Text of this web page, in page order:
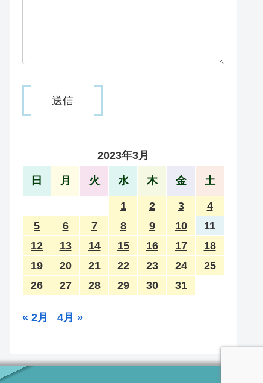
2023年3月
日 月 火 水 木 金 土
1 2 3
4
5
6 7 8 9 10
11
12
13 14 15 16 17
18
19
20 21 22 23 24
25
26
27 28 29 30 31
« 2月 4月 »